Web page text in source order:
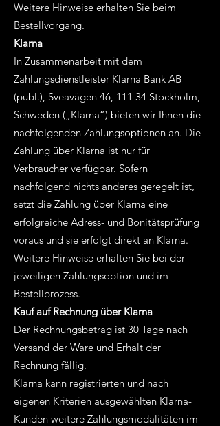
Weitere Hinweise erhalten Sie beim
Bestellvorgang.
Klarna
In Zusammenarbeit mit dem
Zahlungsdienstleister Klarna Bank AB
(publ.), Sveavägen 46, 111 34 Stockholm,
Schweden („Klarna“) bieten wir Ihnen die
nachfolgenden Zahlungsoptionen an. Die
Zahlung über Klarna ist nur für
Verbraucher verfügbar. Sofern
nachfolgend nichts anderes geregelt ist,
setzt die Zahlung über Klarna eine
erfolgreiche Adress- und Bonitätsprüfung
voraus und sie erfolgt direkt an Klarna.
Weitere Hinweise erhalten Sie bei der
jeweiligen Zahlungsoption und im
Bestellprozess.
Kauf auf Rechnung über Klarna
Der Rechnungsbetrag ist 30 Tage nach
Versand der Ware und Erhalt der
Rechnung fällig.
Klarna kann registrierten und nach
eigenen Kriterien ausgewählten Klarna-
Kunden weitere Zahlungsmodalitäten im